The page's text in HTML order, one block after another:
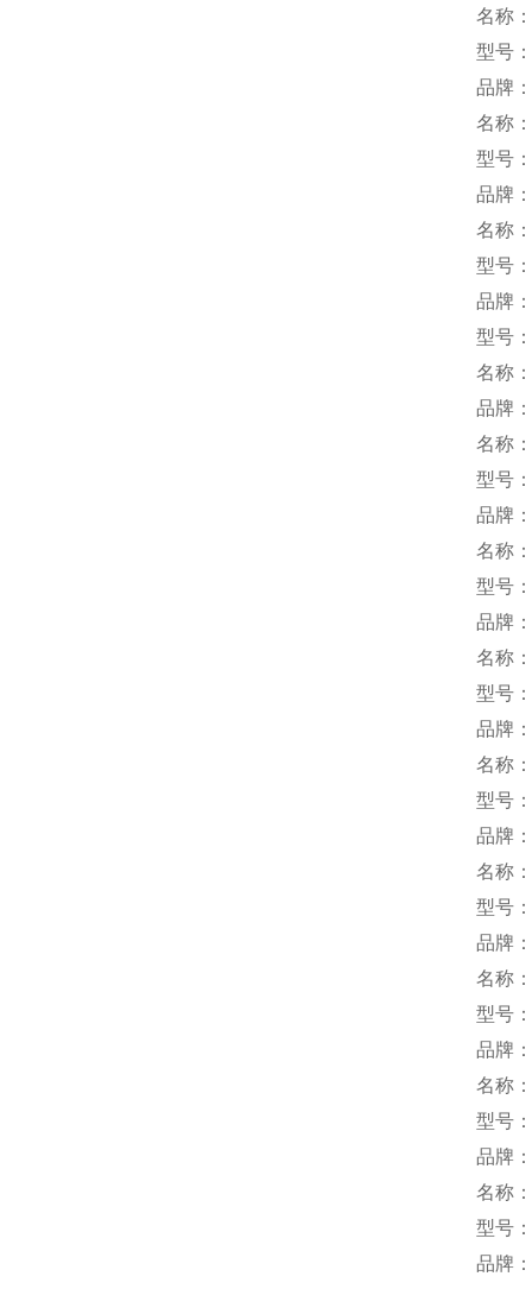
名称
型号
品牌
名称
型号
品牌
名称
型号
品牌
型号
名称
品牌
名称
型号
品牌
名称
型号
品牌
名称
型号
品牌
名称
型号
品牌
名称
型号
品牌
名称
型号
品牌
名称
型号
品牌
名称
型号
品牌